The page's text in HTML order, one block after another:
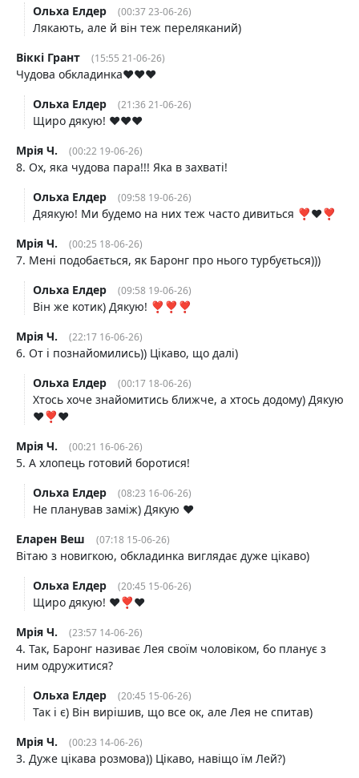
Ольха Елдер
(00:37 23-06-26)
Лякають, але й він теж переляканий)
Віккі Грант
(15:55 21-06-26)
Чудова обкладинка♥️♥️♥️
Ольха Елдер
(21:36 21-06-26)
Щиро дякую! ♥️♥️♥️
Мрія Ч.
(00:22 19-06-26)
8. Ох, яка чудова пара!!! Яка в захваті!
Ольха Елдер
(09:58 19-06-26)
Дяякую! Ми будемо на них теж часто дивиться ❣️♥️❣️
Мрія Ч.
(00:25 18-06-26)
7. Мені подобається, як Баронг про нього турбується)))
Ольха Елдер
(09:58 19-06-26)
Він же котик) Дякую! ❣️❣️❣️
Мрія Ч.
(22:17 16-06-26)
6. От і познайомились)) Цікаво, що далі)
Ольха Елдер
(00:17 18-06-26)
Хтось хоче знайомитись ближче, а хтось додому) Дякую
♥️❣️♥️
Мрія Ч.
(00:21 16-06-26)
5. А хлопець готовий боротися!
Ольха Елдер
(08:23 16-06-26)
Не планував заміж) Дякую ♥️
Еларен Веш
(07:18 15-06-26)
Вітаю з новигкою, обкладинка виглядає дуже цікаво)
Ольха Елдер
(20:45 15-06-26)
Щиро дякую! ♥️❣️♥️
Мрія Ч.
(23:57 14-06-26)
4. Так, Баронг називає Лея своїм чоловіком, бо планує з
ним одружитися?
Ольха Елдер
(20:45 15-06-26)
Так і є) Він вирішив, що все ок, але Лея не спитав)
Мрія Ч.
(00:23 14-06-26)
3. Дуже цікава розмова)) Цікаво, навіщо їм Лей?)